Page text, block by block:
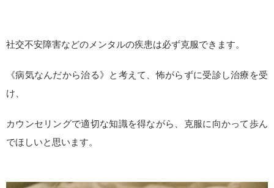
社交不安障害などのメンタルの疾患は必ず克服できます。
《病気なんだから治る》と考えて、怖がらずに受診し治療を受
け、
カウンセリングで適切な知識を得ながら、克服に向かって歩ん
でほしいと思います。